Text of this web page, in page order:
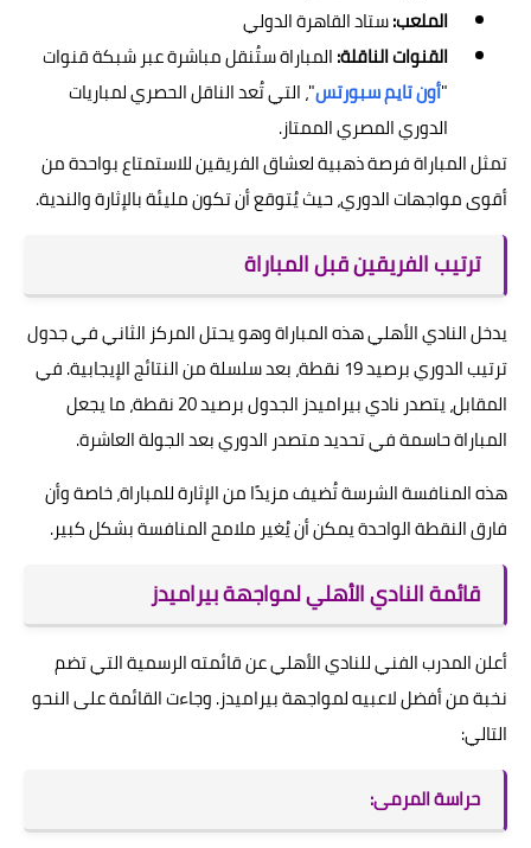
الملعب:ستاد القاهرة الدولي
القنوات الناقلة:المباراة ستُنقل مباشرة عبر شبكة قنوات
"أون تايم سبورتس"، التي تُعد الناقل الحصري لمباريات
الدوري المصري الممتاز.
تمثل المباراة فرصة ذهبية لعشاق الفريقين للاستمتاع بواحدة من
أقوى مواجهات الدوري، حيث يُتوقع أن تكون مليئة بالإثارة والندية.
ترتيب الفريقين قبل المباراة
يدخل النادي الأهلي هذه المباراة وهو يحتل المركز الثاني في جدول
ترتيب الدوري برصيد 19 نقطة، بعد سلسلة من النتائج الإيجابية. في
المقابل، يتصدر نادي بيراميدز الجدول برصيد 20 نقطة، ما يجعل
المباراة حاسمة في تحديد متصدر الدوري بعد الجولة العاشرة.
هذه المنافسة الشرسة تُضيف مزيدًا من الإثارة للمباراة، خاصة وأن
فارق النقطة الواحدة يمكن أن يُغير ملامح المنافسة بشكل كبير.
قائمة النادي الأهلي لمواجهة بيراميدز
أعلن المدرب الفني للنادي الأهلي عن قائمته الرسمية التي تضم
نخبة من أفضل لاعبيه لمواجهة بيراميدز. وجاءت القائمة على النحو
التالي:
حراسة المرمى: